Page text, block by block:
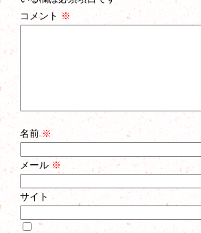
コメント ※
名前※
メール ※
サイト